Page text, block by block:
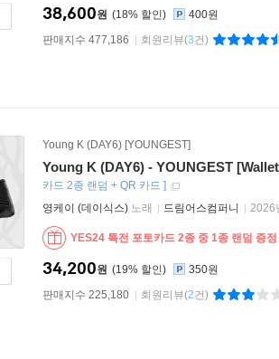
18%
38,600원
400원
판매지수 477,186
회원리뷰(3건)
Young K (DAY6) [YOUNGEST]
Young K (DAY6) - YOUNGEST
카드 2종 랜덤 + QR 카드 ]
영케이 (데이식스) 노래 드림어스컴퍼니 2026
YES24 특전 포토카드 2종 중 1종 랜덤 증정
19%
34,200원
350원
판매지수 225,180
회원리뷰(2건)